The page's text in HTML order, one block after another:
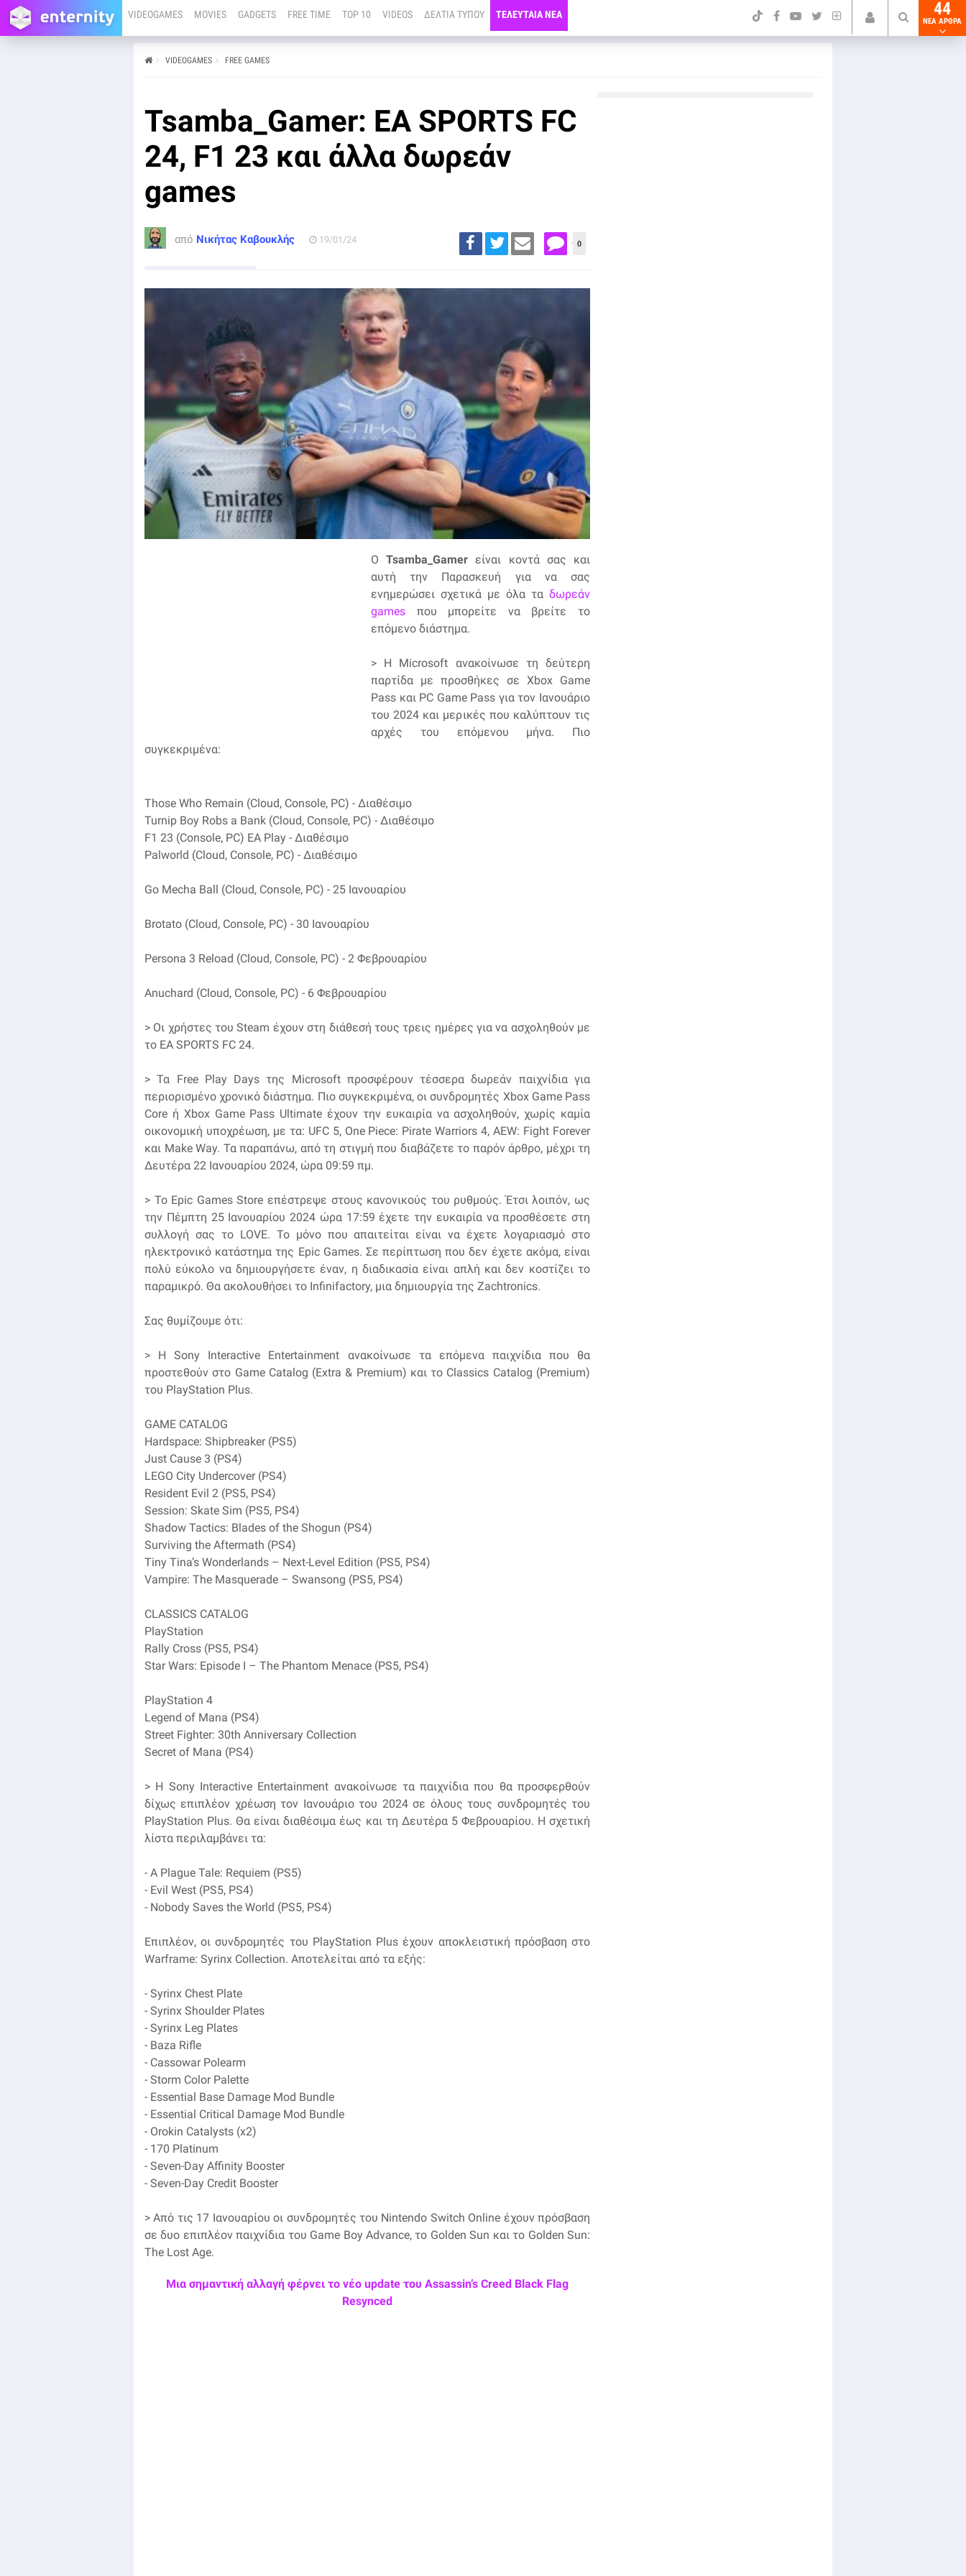
VIDEOGAMES MOVIES GADGETS FREE TIME TOP 10 VIDEOS ΔΕΛΤΙΑ ΤΥΠΟΥ ΤΕΛΕΥΤΑΙΑ ΝΕΑ 44
NEA ΑΡΘΡΑ
VIDEOGAMES FREE GAMES
Tsamba_Gamer: EA SPORTS FC
24, F1 23 και άλλα δωρεάν
games
από Νικήτας Καβουκλής 19/01/24 0
OTsamba_Gamer είναι κοντά σας και
αυτή την Παρασκευή για να σας
ενημερώσει σχετικά με όλα τα δωρεάν
games που μπορείτε να βρείτε το
επόμενο διάστημα.
> Η Microsoft ανακοίνωσε τη δεύτερη
παρτίδα με προσθήκες σε Xbox Game
Pass και PC Game Pass για τον Ιανουάριο
του 2024 και μερικές που καλύπτουν τις
αρχές του επόμενου μήνα. Πιο
συγκεκριμένα:
Those Who Remain (Cloud, Console, PC) - Διαθέσιμο
Turnip Boy Robs a Bank (Cloud, Console, PC) - Διαθέσιμο
F1 23 (Console, PC) EA Play - Διαθέσιμο
Palworld (Cloud, Console, PC) - Διαθέσιμο
Go Mecha Ball (Cloud, Console, PC) - 25 Ιανουαρίου
Brotato (Cloud, Console, PC) - 30 Ιανουαρίου
Persona 3 Reload (Cloud, Console, PC) - 2 Φεβρουαρίου
Anuchard (Cloud, Console, PC) - 6 Φεβρουαρίου
> Οι χρήστες του Steam έχουν στη διάθεσή τους τρεις ημέρες για να ασχοληθούν με
το EA SPORTS FC 24.
> Τα Free Play Days της Microsoft προσφέρουν τέσσερα δωρεάν παιχνίδια για
περιορισμένο χρονικό διάστημα. Πιο συγκεκριμένα, οι συνδρομητές Xbox Game Pass
Core ή Xbox Game Pass Ultimate έχουν την ευκαιρία να ασχοληθούν, χωρίς καμία
οικονομική υποχρέωση, με τα: UFC 5, One Piece: Pirate Warriors 4, AEW: Fight Forever
και Make Way. Τα παραπάνω, από τη στιγμή που διαβάζετε το παρόν άρθρο, μέχρι τη
Δευτέρα 22 Ιανουαρίου 2024, ώρα 09:59 πμ.
> Το Epic Games Store επέστρεψε στους κανονικούς του ρυθμούς. Έτσι λοιπόν, ως
την Πέμπτη 25 Ιανουαρίου 2024 ώρα 17:59 έχετε την ευκαιρία να προσθέσετε στη
συλλογή σας το LOVE. Το μόνο που απαιτείται είναι να έχετε λογαριασμό στο
ηλεκτρονικό κατάστημα της Epic Games. Σε περίπτωση που δεν έχετε ακόμα, είναι
πολύ εύκολο να δημιουργήσετε έναν, η διαδικασία είναι απλή και δεν κοστίζει το
παραμικρό. Θα ακολουθήσει το Infinifactory, μια δημιουργία της Zachtronics.
Σας θυμίζουμε ότι:
> H Sony Interactive Entertainment ανακοίνωσε τα επόμενα παιχνίδια που θα
προστεθούν στο Game Catalog (Extra & Premium) και το Classics Catalog (Premium)
του PlayStation Plus.
GAME CATALOG
Hardspace: Shipbreaker (PS5)
Just Cause 3 (PS4)
LEGO City Undercover (PS4)
Resident Evil 2 (PS5, PS4)
Session: Skate Sim (PS5, PS4)
Shadow Tactics: Blades of the Shogun (PS4)
Surviving the Aftermath (PS4)
Tiny Tina’s Wonderlands – Next-Level Edition (PS5, PS4)
Vampire: The Masquerade – Swansong (PS5, PS4)
CLASSICS CATALOG
PlayStation
Rally Cross (PS5, PS4)
Star Wars: Episode I – The Phantom Menace (PS5, PS4)
PlayStation 4
Legend of Mana (PS4)
Street Fighter: 30th Anniversary Collection
Secret of Mana (PS4)
> H Sony Interactive Entertainment ανακοίνωσε τα παιχνίδια που θα προσφερθούν
δίχως επιπλέον χρέωση τον Ιανουάριο του 2024 σε όλους τους συνδρομητές του
PlayStation Plus. Θα είναι διαθέσιμα έως και τη Δευτέρα 5 Φεβρουαρίου. Η σχετική
λίστα περιλαμβάνει τα:
- A Plague Tale: Requiem (PS5)
- Evil West (PS5, PS4)
- Nobody Saves the World (PS5, PS4)
Επιπλέον, οι συνδρομητές του PlayStation Plus έχουν αποκλειστική πρόσβαση στο
Warframe: Syrinx Collection. Αποτελείται από τα εξής:
- Syrinx Chest Plate
- Syrinx Shoulder Plates
- Syrinx Leg Plates
- Baza Rifle
- Cassowar Polearm
- Storm Color Palette
- Essential Base Damage Mod Bundle
- Essential Critical Damage Mod Bundle
- Orokin Catalysts (x2)
- 170 Platinum
- Seven-Day Affinity Booster
- Seven-Day Credit Booster
> Από τις 17 Ιανουαρίου οι συνδρομητές του Nintendo Switch Online έχουν πρόσβαση
σε δυο επιπλέον παιχνίδια του Game Boy Advance, το Golden Sun και το Golden Sun:
The Lost Age.
Μια σημαντική αλλαγή φέρνει το νέο update του Assassin’s Creed Black Flag
Resynced
Νικήτας Καβουκλής
Παρασκευή για να σας ενημερώσει σχετικά με όλα τα
δωρεάν games που μπορείτε να βρείτε το επόμενο